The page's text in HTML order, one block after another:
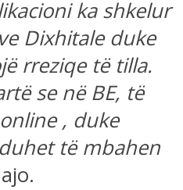
ka shkelur
Dixhitale duke
rreziqe të tilla.
se në BE, të
, duke
të mbahen